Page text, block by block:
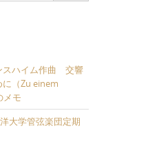
スハイム作曲 交響
（Zu einem
メモ
大学管弦楽団定期